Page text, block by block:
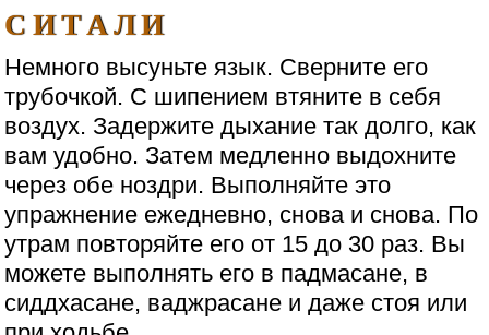
СИТАЛИ
Немного высуньте язык. Сверните его
трубочкой. С шипением втяните в себя
воздух. Задержите дыхание так долго, как
вам удобно. Затем медленно выдохните
через обе ноздри. Выполняйте это
упражнение ежедневно, снова и снова. По
утрам повторяйте его от 15 до 30 раз. Вы
можете выполнять его в падмасане, в
сиддхасане, ваджрасане и даже стоя или